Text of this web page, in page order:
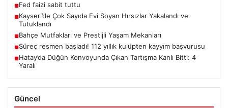
■Fed faizi sabit tuttu
■Kayseri’de Çok Sayıda Evi Soyan Hırsızlar Yakalandı ve
Tutuklandı
■Bahçe Mutfakları ve Prestijli Yaşam Mekanları
■Süreç resmen başladı! 112 yıllık kulüpten kayyım başvurusu
■Hatay’da Düğün Konvoyunda Çıkan Tartışma Kanlı Bitti: 4
Yaralı
Güncel